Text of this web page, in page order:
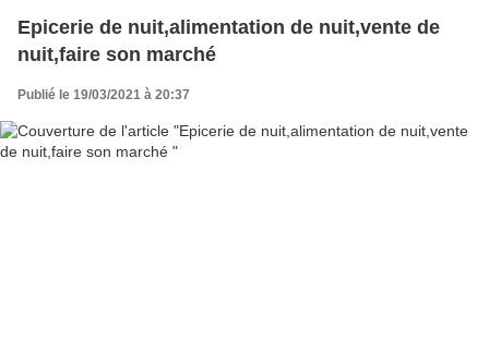
Epicerie de nuit,alimentation de nuit,vente de
nuit,faire son marché
Publié le 19/03/2021 à 20:37